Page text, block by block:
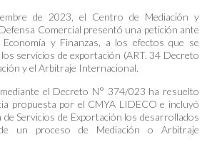
de 2023, el Centro de Mediación y
Comercial presentó una petición ante
y Finanzas, a los efectos que se
servicios de exportación (ART. 34 Decreto
y el Arbitraje Internacional.
el Decreto N° 374/023 ha resuelto
propuesta por el CMYA LIDECO e incluyó
Servicios de Exportación los desarrollados
un proceso de Mediación o Arbitraje